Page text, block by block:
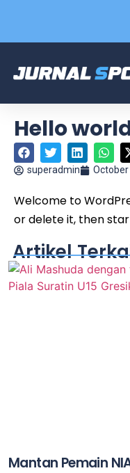
Hello
superadmin October
Welcome to
or delete it, then
Artikel
Mantan Pemain